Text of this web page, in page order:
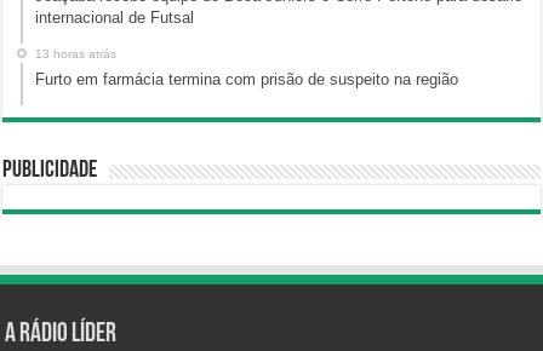
internacional de Futsal
13 horas atrás
Furto em farmácia termina com prisão de suspeito na região
Publicidade
A Rádio Líder